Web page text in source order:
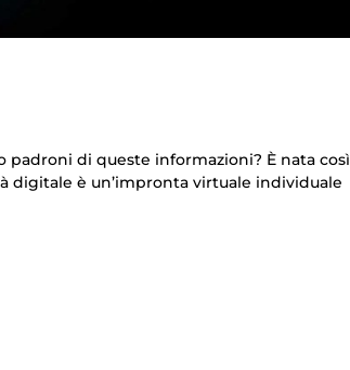
padroni di queste informazioni? È nata così
digitale è un’impronta virtuale individuale